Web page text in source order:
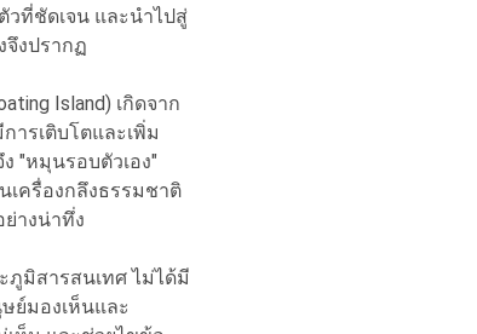
วที่ชัดเจน และนำไปสู่
จึงปรากฏ
Island) เกิดจาก
รเติบโตและเพิ่ม
"หมุนรอบตัวเอง"
เครื่องกลึงธรรมชาติ
างน่าทึ่ง
ภูมิสารสนเทศ ไม่ได้มี
ย์มองเห็นและ